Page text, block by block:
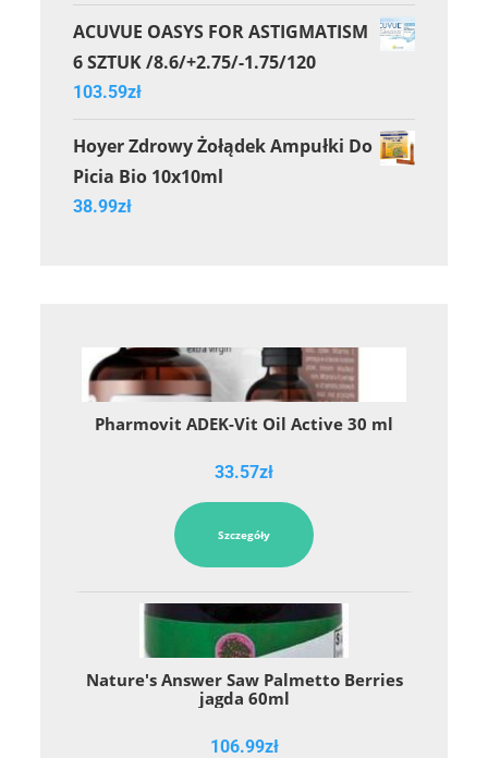
ACUVUE OASYS FOR ASTIGMATISM
6 SZTUK /8.6/+2.75/-1.75/120
103.59zł
Hoyer Zdrowy Żołądek Ampułki Do
Picia Bio 10x10ml
38.99zł
Pharmovit ADEK-Vit Oil Active 30 ml
33.57zł
Szczegóły
Nature's Answer Saw Palmetto Berries
jagda 60ml
106.99zł